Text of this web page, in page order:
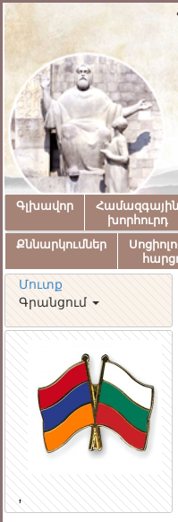
Գլխավոր
Համազգային
խորհուրդ
Քննարկումներ
Մուտք
Գրանցում
,